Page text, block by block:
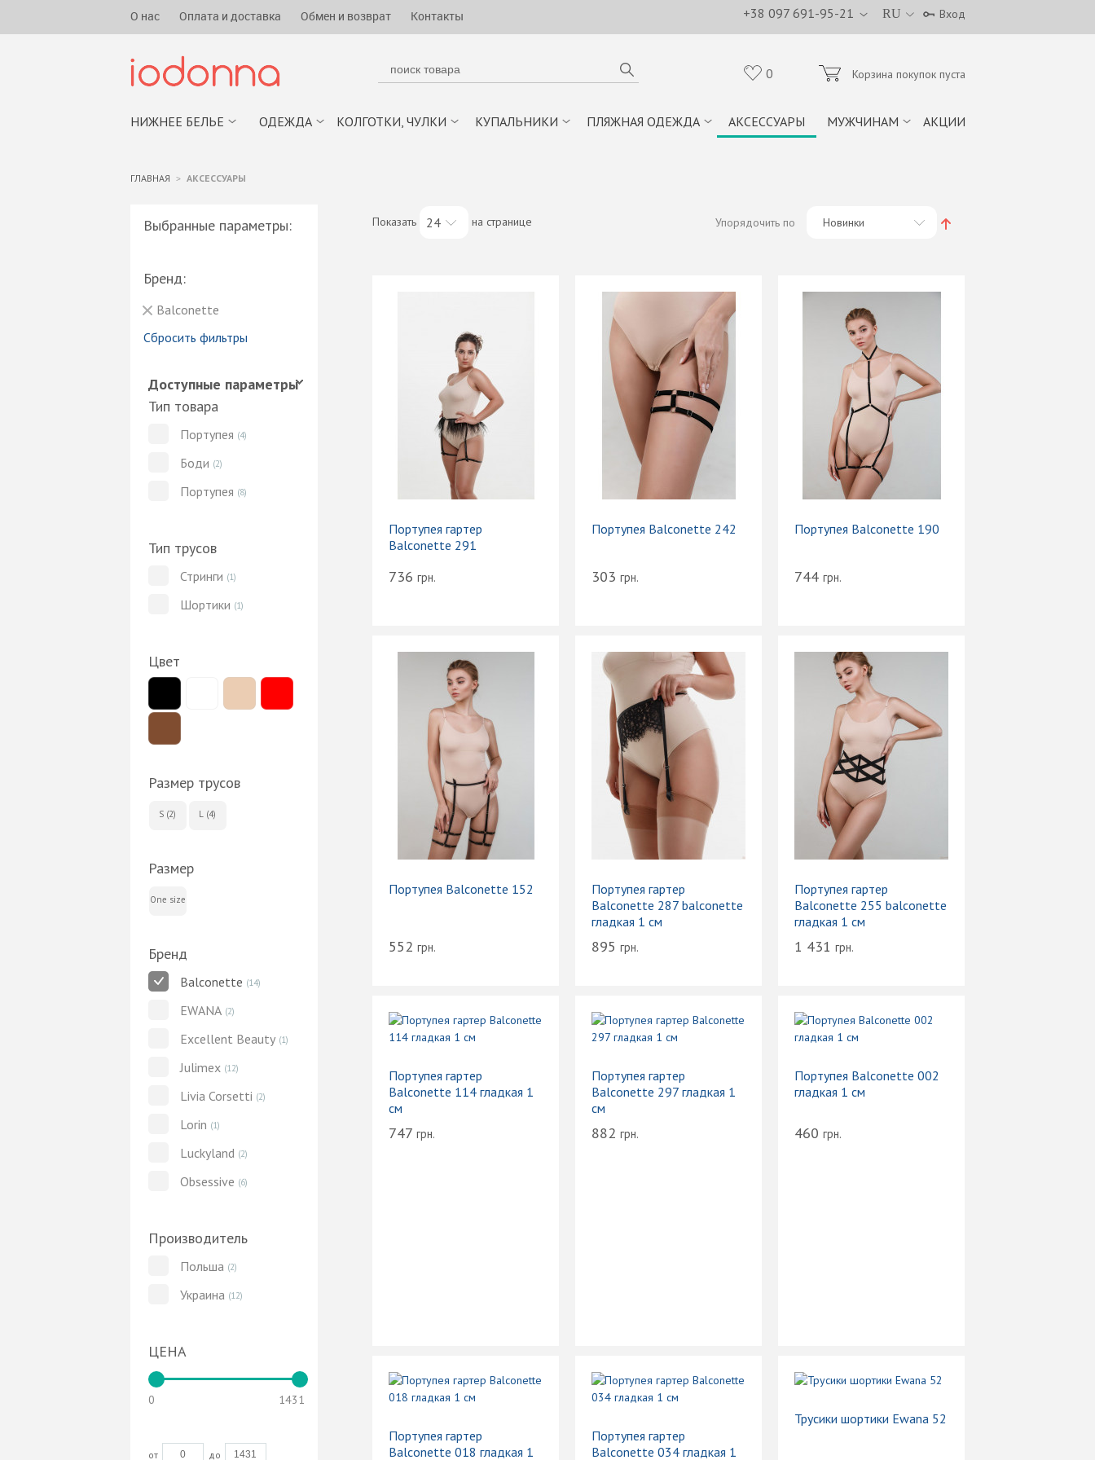
О нас Оплата и доставка Обмен и возврат Контакты RU
+38 097 691-95-21 Вход
0 Корзина покупок пуста
НИЖНЕЕ БЕЛЬЕ ОДЕЖДА КОЛГОТКИ, ЧУЛКИ КУПАЛЬНИКИ ПЛЯЖНАЯ ОДЕЖДА АКСЕССУАРЫ МУЖЧИНАМ АКЦИИ
ГЛАВНАЯ АКСЕССУАРЫ
Показать 24 на странице Упорядочить по Новинки
Портупея гартер
Balconette 291
736 грн.
Портупея Balconette 242
303 грн.
Портупея Balconette 190
744грн.
Портупея Balconette 152
552 грн.
Портупея гартер
Balconette 287 balconette
гладкая 1 см
895 грн.
Портупея гартер
Balconette 255 balconette
гладкая 1 см
1 431грн.
Портупея гартер
Balconette 114 гладкая 1
см
747 грн.
Портупея гартер
Balconette 297 гладкая 1
см
882 грн.
Портупея Balconette 002
гладкая 1 см
460грн.
Портупея гартер
Balconette 018 гладкая 1
Портупея гартер
Balconette 034 гладкая 1
Трусики шортики Ewana 52
Выбранные параметры:
Бренд:
Balconette
Сбросить фильтры
Доступные параметры
Тип товара
Портупея (4)
Боди (2)
Портупея (8)
Тип трусов
Стринги (1)
Шортики (1)
Цвет
Размер трусов
S (2) L (4)
Размер
One size
Бренд
Balconette (14)
EWANA (2)
Excellent Beauty (1)
Julimex (12)
Livia Corsetti (2)
Lorin (1)
Luckyland (2)
Obsessive (6)
Производитель
Польша (2)
Украина (12)
ЦЕНА
0 1431
от до